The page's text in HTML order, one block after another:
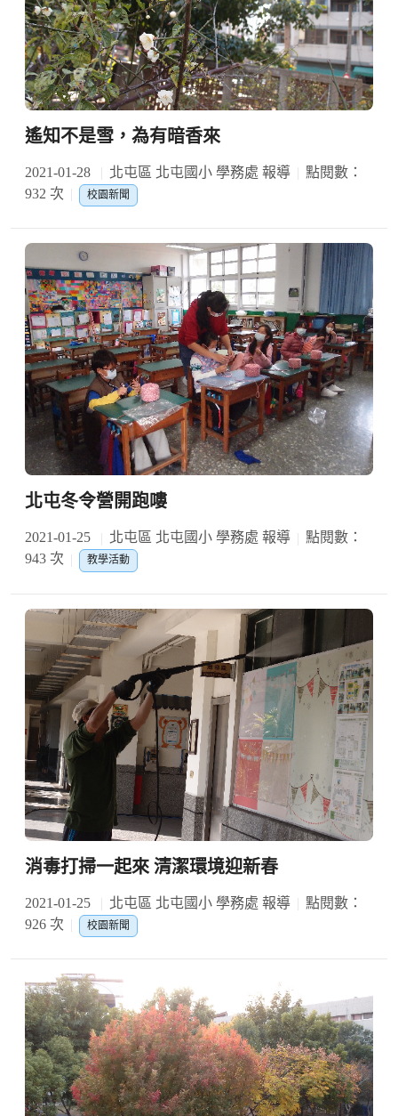
遙知不是雪，為有暗香來
2021-01-28 北屯區 北屯國小 學務處 報導
點閱數：
932 次
校園新聞
北屯冬令營開跑嘍
2021-01-25 北屯區 北屯國小 學務處 報導
點閱數：
943 次
教學活動
消毒打掃一起來 清潔環境迎新春
2021-01-25 北屯區 北屯國小 學務處 報導
點閱數：
926 次
校園新聞